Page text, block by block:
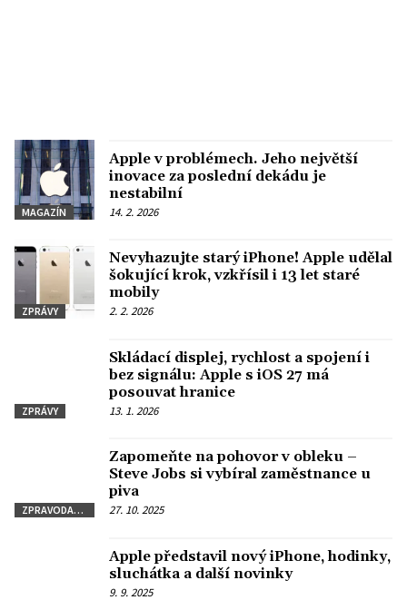
MAGAZÍN
Apple v problémech. Jeho největší
inovace za poslední dekádu je
nestabilní
14. 2. 2026
ZPRÁVY
Nevyhazujte starý iPhone! Apple udělal
šokující krok, vzkřísil i 13 let staré
mobily
2. 2. 2026
ZPRÁVY
Skládací displej, rychlost a spojení i
bez signálu: Apple s iOS 27 má
posouvat hranice
13. 1. 2026
ZPRAVODAJSTVÍ
Zapomeňte na pohovor v obleku –
Steve Jobs si vybíral zaměstnance u
piva
27. 10. 2025
Apple představil nový iPhone, hodinky,
sluchátka a další novinky
9. 9. 2025